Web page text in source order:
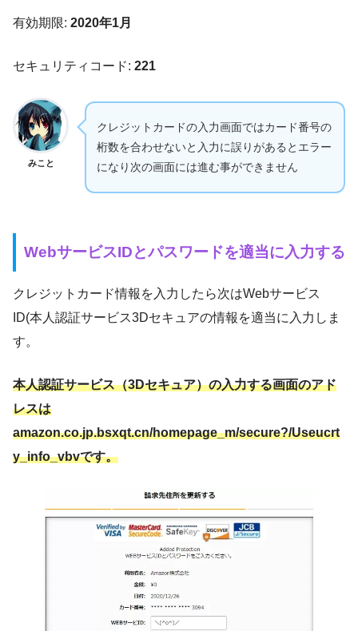
有効期限: 2020年1月
セキュリティコード: 221
みこと
クレジットカードの入力画面ではカード番号の
桁数を合わせないと入力に誤りがあるとエラー
になり次の画面には進む事ができません
WebサービスIDとパスワードを適当に入力する
クレジットカード情報を入力したら次はWebサービス
ID(本人認証サービス3Dセキュアの情報を適当に入力しま
す。
本人認証サービス（3Dセキュア）の入力する画面のアド
レスは
amazon.co.jp.bsxqt.cn/homepage_m/secure?/Useucrt
y_info_vbvです。